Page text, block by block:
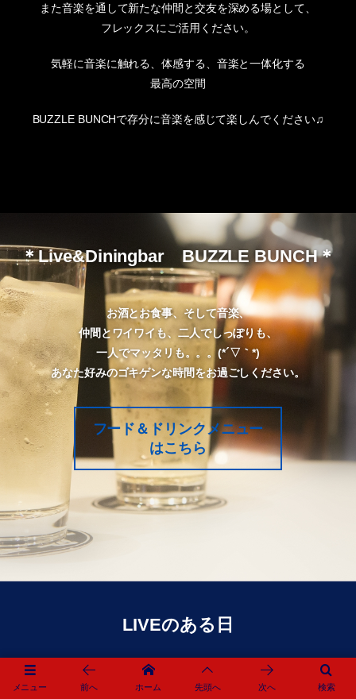
また音楽を通して新たな仲間と交友を深める場として、
フレックスにご活用ください。
気軽に音楽に触れる、体感する、音楽と一体化する
最高の空間
BUZZLE BUNCHで存分に音楽を感じて楽しんでください♫
＊Live&Diningbar BUZZLE BUNCH＊
お酒とお食事、そして音楽、
仲間とワイワイも、二人でしっぽりも、
一人でマッタリも。。。(*´▽｀*)
あなた好みのゴキゲンな時間をお過ごしください。
フード＆ドリンクメニュー
はこちら
LIVEのある日
メニュー 検索
前へ ホーム 先頭へ 次へ